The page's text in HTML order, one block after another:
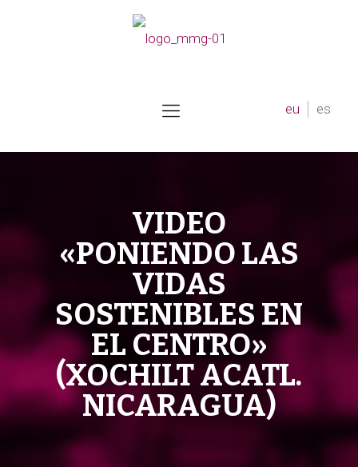
eu es
VIDEO
«PONIENDO LAS
VIDAS
SOSTENIBLES EN
EL CENTRO»
(XOCHILT ACATL.
NICARAGUA)